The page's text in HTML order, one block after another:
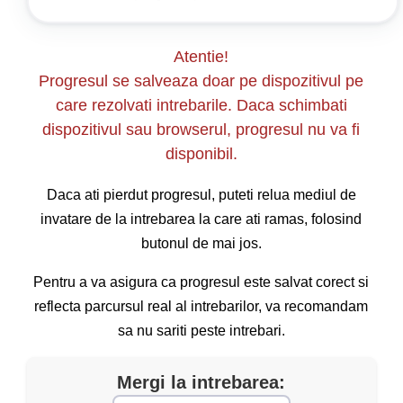
și avertizare sonoră, omologate, care să
autoritatea competentă.
Articolul 13
Se interzice montarea la autovehicul, tractor
agricol sau forestier, tramvai ori remorcă a
luminilor de altă culoare sau intensitate, a altor
lumini, dispozitive ori accesorii de avertizare
decât cele omologate.
OUG nr. 195/2002
Articolul 101
(1) Constituie contravenții și se sancționează cu
următoarele fapte săvârșite de persoane fizice:
Atentie!
Progresul se salveaza doar pe dispozitivul pe
care rezolvati intrebarile. Daca schimbati
dispozitivul sau browserul, progresul nu va fi
disponibil.
Daca ati pierdut progresul, puteti relua mediul de
invatare de la intrebarea la care ati ramas, folosind
butonul de mai jos.
Pentru a va asigura ca progresul este salvat corect si
reflecta parcursul real al intrebarilor, va recomandam
sa nu sariti peste intrebari.
Mergi la intrebarea: